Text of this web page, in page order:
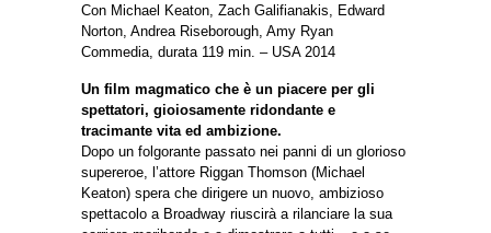
Con Michael Keaton, Zach Galifianakis, Edward
Norton, Andrea Riseborough, Amy Ryan
Commedia, durata 119 min. – USA 2014
Un film magmatico che è un piacere per gli
spettatori, gioiosamente ridondante e
tracimante vita ed ambizione.
Dopo un folgorante passato nei panni di un glorioso
supereroe, l’attore Riggan Thomson (Michael
Keaton) spera che dirigere un nuovo, ambizioso
spettacolo a Broadway riuscirà a rilanciare la sua